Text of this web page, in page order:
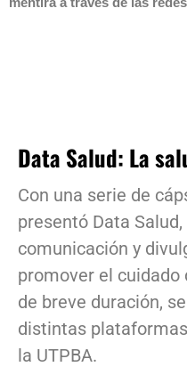
Data Salud: La
Con una serie de
presentó Data
comunicación y
promover el cuidado
de breve duración,
distintas plataformas
la UTPBA.